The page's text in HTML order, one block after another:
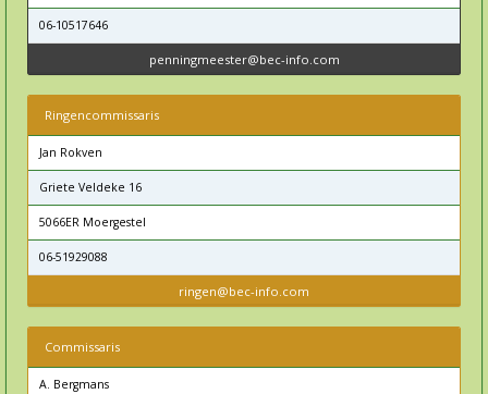
06-10517646
penningmeester@bec-info.com
Ringencommissaris
Jan Rokven
Griete Veldeke 16
5066ER Moergestel
06-51929088
ringen@bec-info.com
Commissaris
A. Bergmans